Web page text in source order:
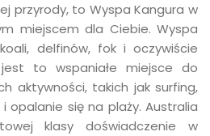
przyrody, to Wyspa Kangura w
miejscem dla Ciebie. Wyspa
delfinów, fok i oczywiście
to wspaniałe miejsce do
aktywności, takich jak surfing,
opalanie się na plaży. Australia
klasy doświadczenie w